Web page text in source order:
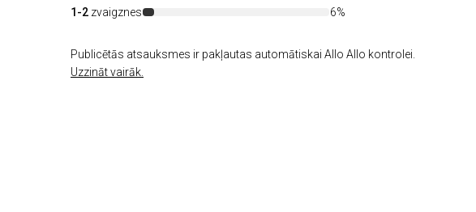
1-2 zvaigznes 6%
Publicētās atsauksmes ir pakļautas automātiskai Allo Allo kontrolei.
Uzzināt vairāk.